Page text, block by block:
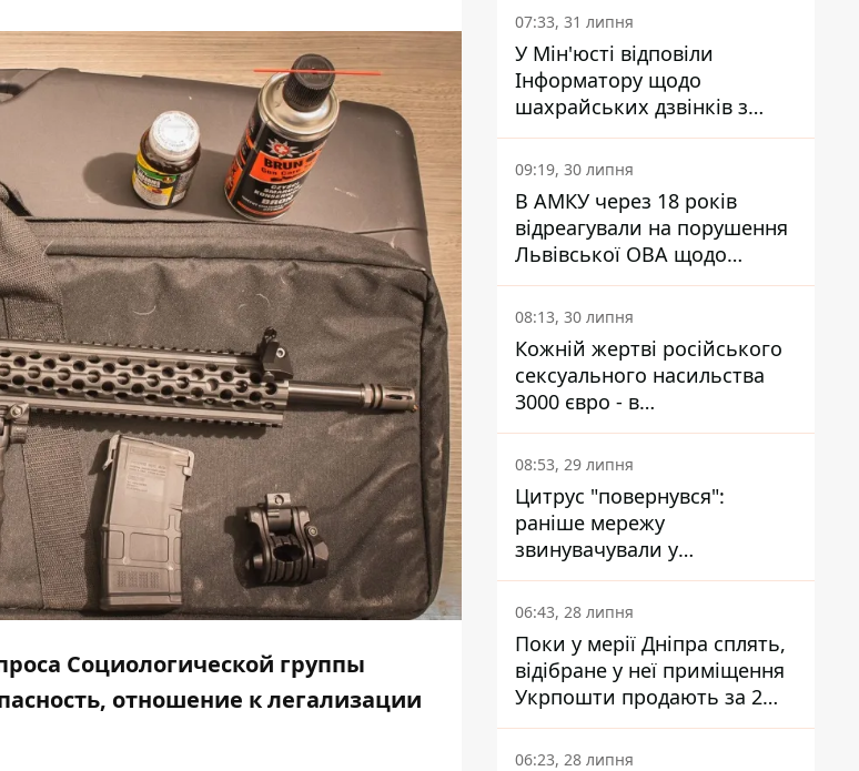
Социологической группы
отношение к легализации
07:33, 31 липня
У Мін'юсті відповіли
Інформатору щодо
шахрайських дзвінків з
камери Сумського СІЗО так,
що ніхто нічого не зрозумів
09:19, 30 липня
В АМКУ через 18 років
відреагували на порушення
Львівської ОВА щодо
харчування у закладах
освіти
08:13, 30 липня
Кожній жертві російського
сексуального насильства
3000 євро - в
Мінсоцполітики пояснили
Інформатору, звідки на це
гроші
08:53, 29 липня
Цитрус "повернувся":
раніше мережу
звинувачували у
контрабанді техніки та
ухиленні від сплати
податків
06:43, 28 липня
Поки у мерії Дніпра сплять,
відібране у неї приміщення
Укрпошти продають за 2
мільйони
06:23, 28 липня